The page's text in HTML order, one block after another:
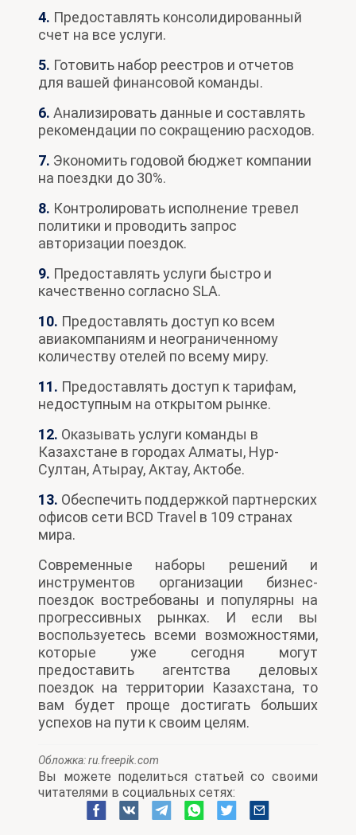
4. Предоставлять консолидированный
счет на все услуги.
5. Готовить набор реестров и отчетов
для вашей финансовой команды.
6. Анализировать данные и составлять
рекомендации по сокращению расходов.
7. Экономить годовой бюджет компании
на поездки до 30%.
8. Контролировать исполнение тревел
политики и проводить запрос
авторизации поездок.
9. Предоставлять услуги быстро и
качественно согласно SLA.
10. Предоставлять доступ ко всем
авиакомпаниям и неограниченному
количеству отелей по всему миру.
11. Предоставлять доступ к тарифам,
недоступным на открытом рынке.
12. Оказывать услуги команды в
Казахстане в городах Алматы, Нур-
Султан, Атырау, Актау, Актобе.
13. Обеспечить поддержкой партнерских
офисов сети BCD Travel в 109 странах
мира.
Современные наборы решений и
инструментов организации бизнес-
поездок востребованы и популярны на
прогрессивных рынках. И если вы
воспользуетесь всеми возможностями,
которые уже сегодня могут
предоставить агентства деловых
поездок на территории Казахстана, то
вам будет проще достигать больших
успехов на пути к своим целям.
Обложка:ru.freepik.com
Вы можете поделиться статьей со своими
читателями в социальных сетях: